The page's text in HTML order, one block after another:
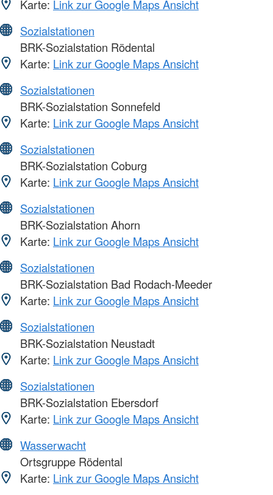
Karte: Link zur Google Maps Ansicht
Sozialstationen
BRK-Sozialstation Rödental
Karte: Link zur Google Maps Ansicht
Sozialstationen
BRK-Sozialstation Sonnefeld
Karte: Link zur Google Maps Ansicht
Sozialstationen
BRK-Sozialstation Coburg
Karte: Link zur Google Maps Ansicht
Sozialstationen
BRK-Sozialstation Ahorn
Karte: Link zur Google Maps Ansicht
Sozialstationen
BRK-Sozialstation Bad Rodach-Meeder
Karte: Link zur Google Maps Ansicht
Sozialstationen
BRK-Sozialstation Neustadt
Karte: Link zur Google Maps Ansicht
Sozialstationen
BRK-Sozialstation Ebersdorf
Karte: Link zur Google Maps Ansicht
Wasserwacht
Ortsgruppe Rödental
Karte: Link zur Google Maps Ansicht